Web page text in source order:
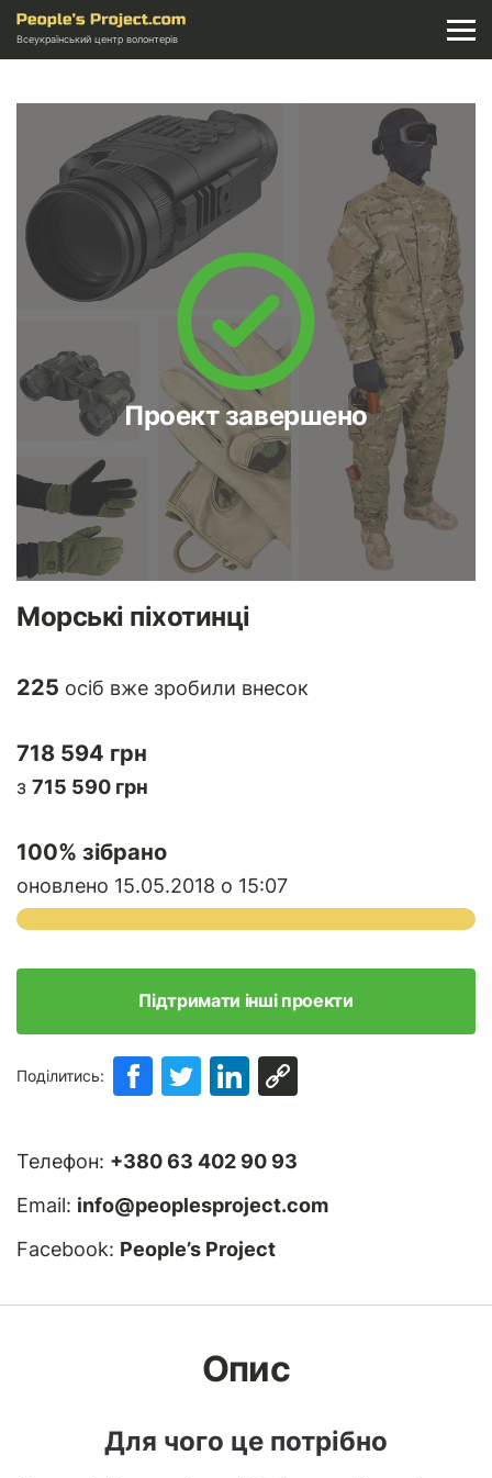
Всеукраїнський центр волонтерів
Проект завершено
Морські піхотинці
225 осіб вже зробили внесок
718 594 грн
з 715 590 грн
100% зібрано
оновлено 15.05.2018 о 15:07
Підтримати інші проекти
Поділитись:
Телефон: +380 63 402 90 93
Email: info@peoplesproject.com
Facebook: People’s Project
Опис
Для чого це потрібно